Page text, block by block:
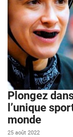
Plongez
l’unique
monde
25 août 2022